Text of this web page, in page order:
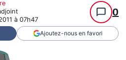
à 07h47
0
Ajoutez-nous en favori